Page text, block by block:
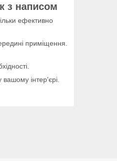
з написом
ефективно
приміщення.
інтер'єрі.